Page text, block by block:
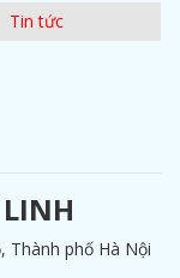
Tin tức
Thành phố Hà Nội